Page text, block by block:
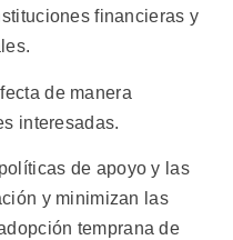
financieras y
de manera
interesadas.
de apoyo y las
y minimizan las
temprana de